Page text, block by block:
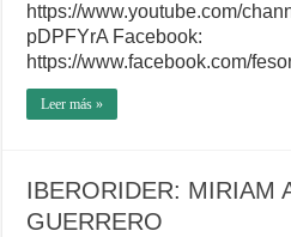
https://www.youtube.com/
pDPFYrA Facebook:
https://www.facebook.com/
Leer más »
IBERORIDER: MIRIAM
GUERRERO